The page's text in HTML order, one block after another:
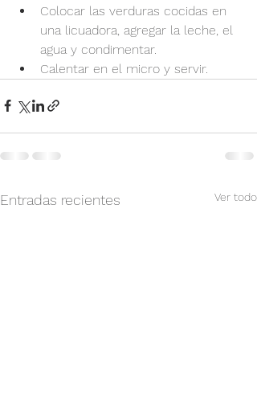
Colocar las verduras cocidas en
una licuadora, agregar la leche, el
agua y condimentar.
Calentar en el micro y servir.
Entradas recientes Ver todo